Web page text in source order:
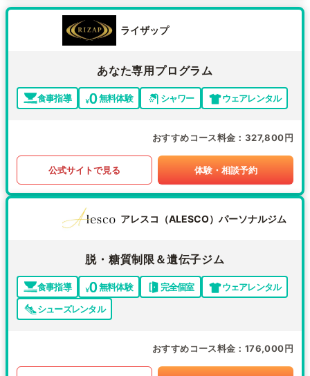
ライザップ
あなた専用プログラム
食事指導 無料体験 シャワー ウェアレンタル
おすすめコース料金 327,800円
公式サイトで見る 体験・相談予約
アレスコ（ALESCO）パーソナルジム
脱・糖質制限＆遺伝子ジム
食事指導 無料体験 完全個室
ウェアレンタル
シューズレンタル
おすすめコース料金 176,000円